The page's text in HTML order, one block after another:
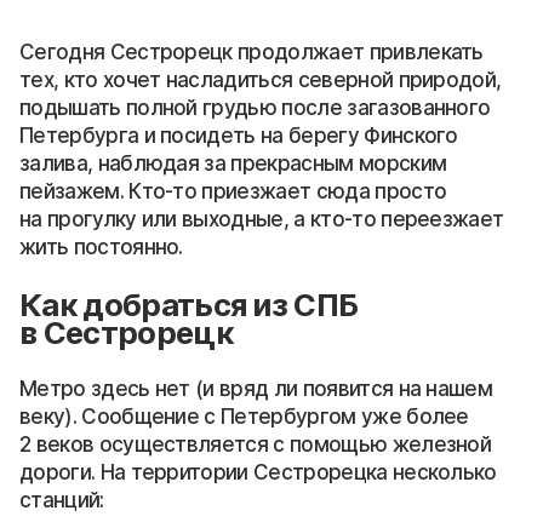
Сегодня Сестрорецк продолжает привлекать
тех, кто хочет насладиться северной природой,
подышать полной грудью после загазованного
Петербурга и посидеть на берегу Финского
залива, наблюдая за прекрасным морским
пейзажем. Кто-то приезжает сюда просто
на прогулку или выходные, а кто-то переезжает
жить постоянно.
Как добраться из СПБ
в Сестрорецк
Метро здесь нет (и вряд ли появится на нашем
веку). Сообщение с Петербургом уже более
2 веков осуществляется с помощью железной
дороги. На территории Сестрорецка несколько
станций: